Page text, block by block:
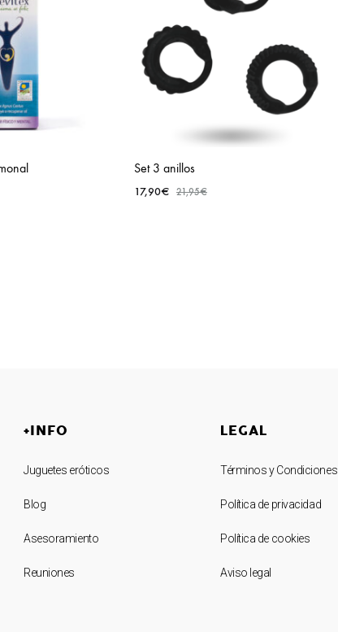
Set 3 anillos
17,90€ 21,95€
+INFO
Juguetes eróticos
Blog
Asesoramiento
Reuniones
LEGAL
Términos y Condiciones
Política de privacidad
Política de cookies
Aviso legal